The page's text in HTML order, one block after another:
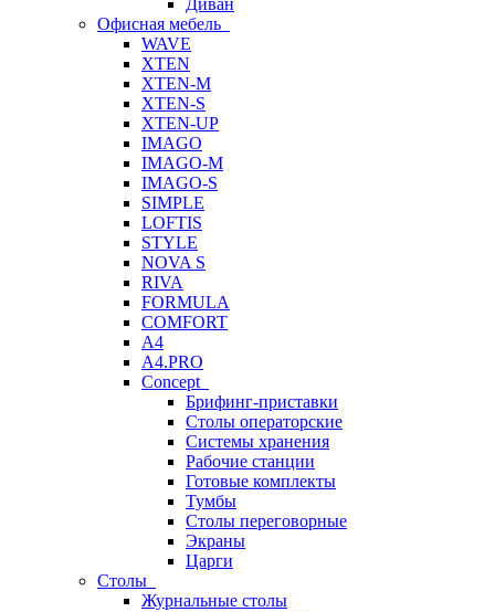
Диван
Офисная мебель
WAVE
XTEN
XTEN-M
XTEN-S
XTEN-UP
IMAGO
IMAGO-M
IMAGO-S
SIMPLE
LOFTIS
STYLE
NOVA S
RIVA
FORMULA
COMFORT
A4
A4.PRO
Concept
Брифинг-приставки
Столы операторские
Системы хранения
Рабочие станции
Готовые комплекты
Тумбы
Столы переговорные
Экраны
Царги
Столы
Журнальные столы